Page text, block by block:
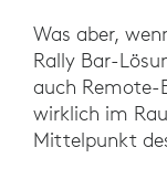
Was aber,
Rally Bar-
auch Remote-
wirklich im
Mittelpunkt